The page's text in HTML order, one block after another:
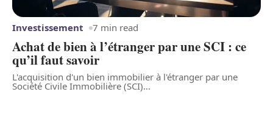
Achat de bien à l’étranger par une SCI : ce
qu’il faut savoir
L'acquisition d'un bien immobilier à l'étranger par une
Société Civile Immobilière (SCI)…
Investissement 7 min read